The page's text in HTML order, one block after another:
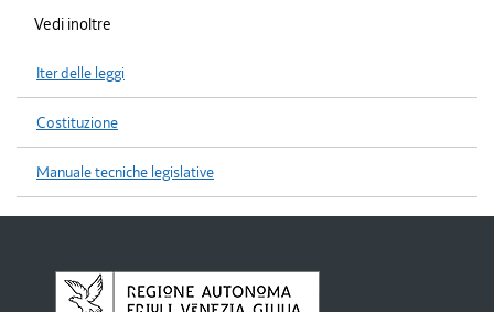
Vedi inoltre
Iter delle leggi
Costituzione
Manuale tecniche legislative